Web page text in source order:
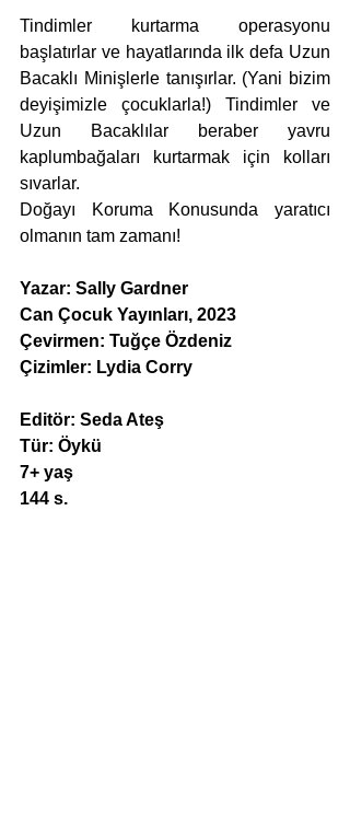
Tindimler kurtarma operasyonu
başlatırlar ve hayatlarında ilk defa Uzun
Bacaklı Minişlerle tanışırlar. (Yani bizim
deyişimizle çocuklarla!) Tindimler ve
Uzun Bacaklılar beraber yavru
kaplumbağaları kurtarmak için kolları
sıvarlar.
Doğayı Koruma Konusunda yaratıcı
olmanın tam zamanı!
Yazar: Sally Gardner
Can Çocuk Yayınları, 2023
Çevirmen: Tuğçe Özdeniz
Çizimler: Lydia Corry
Editör: Seda Ateş
Tür: Öykü
7+ yaş
144 s.